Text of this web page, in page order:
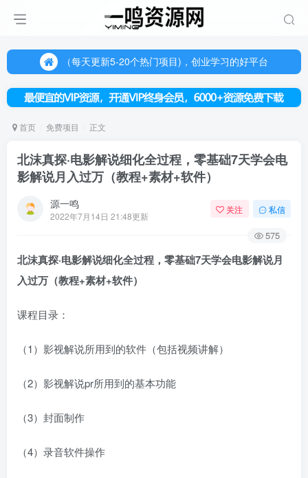
（每天更新5-20个热门项目)，创业学习的好平台
（每天更新5-20个热门项目)，创业学习的好平台
欢迎访问一鸣资源网，本站汇集数千网创课程和项目
首页 免费项目 正文
北沫真探·电影解说细化全过程，零基础7天学会电
影解说月入过万（教程+素材+软件）
源一鸣
2022年7月14日 21:48更新
关注 私信
575
北沫真探·电影解说细化全过程，零基础7天学会电影解说月
入过万（教程+素材+软件）
课程目录：
（1）影视解说所用到的软件（包括视频讲解）
（2）影视解说pr所用到的基本功能
（3）封面制作
（4）录音软件操作